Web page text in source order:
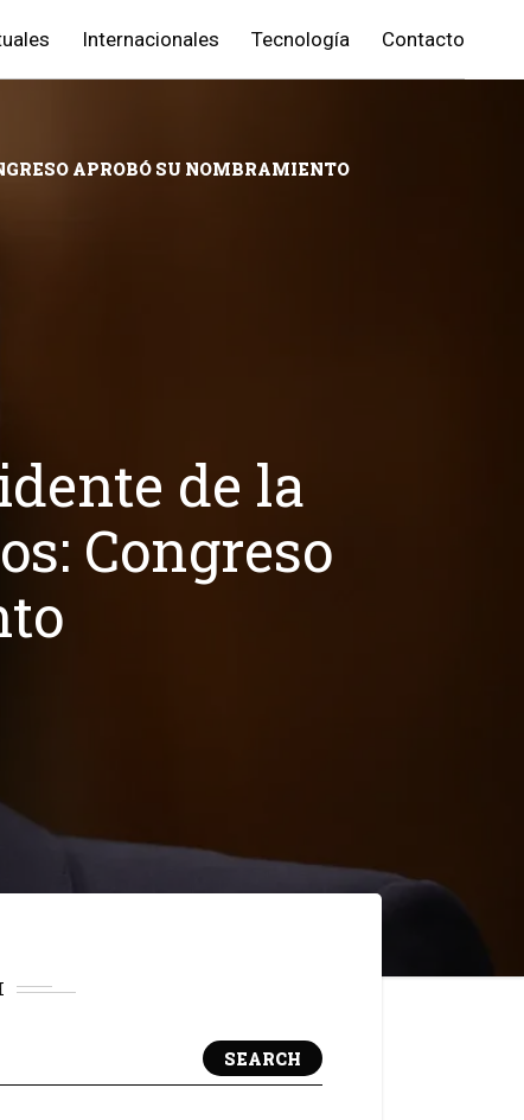
Internacionales Tecnología Contacto
APROBÓ SU NOMBRAMIENTO
de la
Congreso
SEARCH